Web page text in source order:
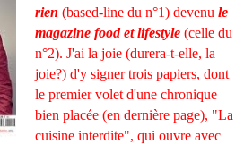
rien (based-line du n°1) devenu le
magazine food et lifestyle (celle du
n°2). J'ai la joie (durera-t-elle, la
joie?) d'y signer trois papiers, dont
le premier volet d'une chronique
bien placée (en dernière page), "La
cuisine interdite", qui ouvre avec